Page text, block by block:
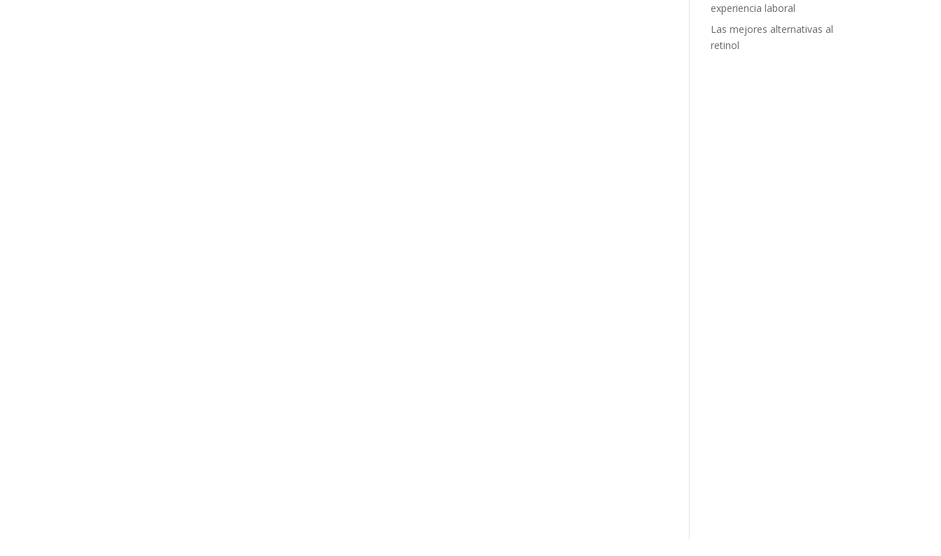
experiencia laboral
Las mejores alternativas al
retinol